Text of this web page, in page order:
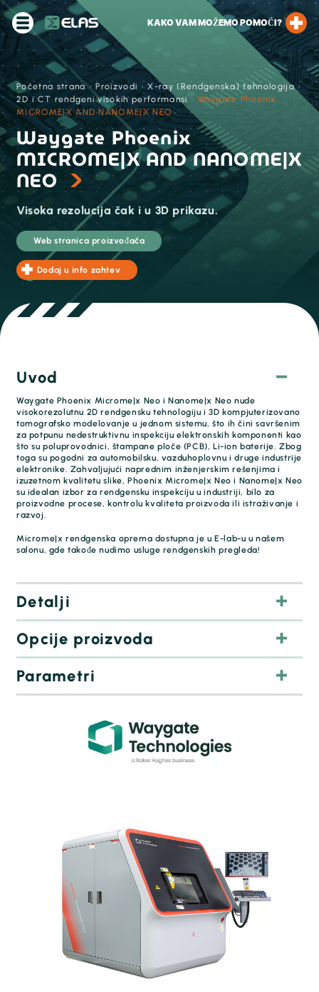
KAKO VAM MOŽEMO POMOĆI?
Početna strana›Proizvodi ›X-ray (Rendgenska) tehnologija›
2D i CT rendgeni visokih performansi › Waygate Phoenix
MICROME|X AND NANOME|X NEO
Waygate Phoenix
MICROME|X AND NANOME|X
NEO
Visoka rezolucija čak i u 3D prikazu.
Web stranica proizvođača
Dodaj u info zahtev
Uvod
Waygate Phoenix Microme|x Neo i Nanome|x Neo nude
visokorezolutnu 2D rendgensku tehnologiju i 3D kompjuterizovano
tomografsko modelovanje u jednom sistemu, što ih čini savršenim
za potpunu nedestruktivnu inspekciju elektronskih komponenti kao
što su poluprovodnici, štampane ploče (PCB), Li-ion baterije. Zbog
toga su pogodni za automobilsku, vazduhoplovnu i druge industrije
elektronike. Zahvaljujući naprednim inženjerskim rešenjima i
izuzetnom kvalitetu slike, Phoenix Microme|x Neo i Nanome|x Neo
su idealan izbor za rendgensku inspekciju u industriji, bilo za
proizvodne procese, kontrolu kvaliteta proizvoda ili istraživanje i
razvoj.
Microme|x rendgenska oprema dostupna je u E-lab-u u našem
salonu, gde takođe nudimo usluge rendgenskih pregleda!
Detalji
Opcije proizvoda
Parametri